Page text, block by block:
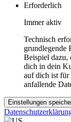
Erforderlich
Immer aktiv
Technisch
grundlegende
Beispiel dazu,
dich in dein
auf dich ist für
anfallende
Einstellungen